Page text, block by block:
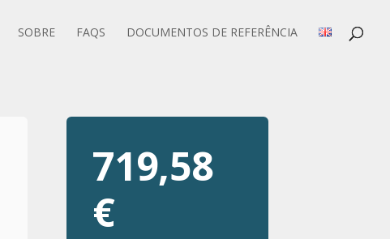
SOBRE FAQS DOCUMENTOS DE REFERÊNCIA
719,58
€